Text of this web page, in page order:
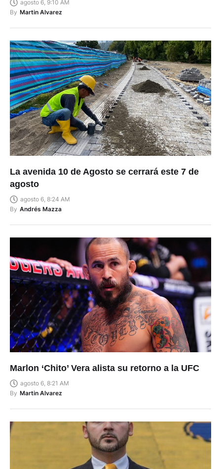
agosto 6, 9:10 AM
By Martin Alvarez
La avenida 10 de Agosto se cerrará este 7 de
agosto
agosto 6, 8:24 AM
By Andrés Mazza
Marlon ‘Chito’ Vera alista su retorno a la UFC
agosto 6, 8:21 AM
By Martin Alvarez